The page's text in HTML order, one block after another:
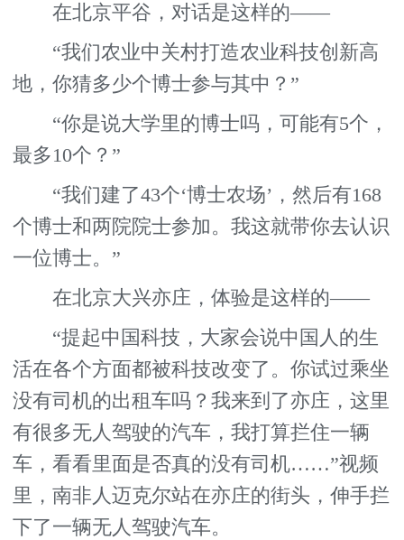
在北京平谷，对话是这样的——
“我们农业中关村打造农业科技创新高
地，你猜多少个博士参与其中？”
“你是说大学里的博士吗，可能有5个，
最多10个？”
“我们建了43个‘博士农场’，然后有168
个博士和两院院士参加。我这就带你去认识
一位博士。”
在北京大兴亦庄，体验是这样的——
“提起中国科技，大家会说中国人的生
活在各个方面都被科技改变了。你试过乘坐
没有司机的出租车吗？我来到了亦庄，这里
有很多无人驾驶的汽车，我打算拦住一辆
车，看看里面是否真的没有司机……”视频
里，南非人迈克尔站在亦庄的街头，伸手拦
下了一辆无人驾驶汽车。